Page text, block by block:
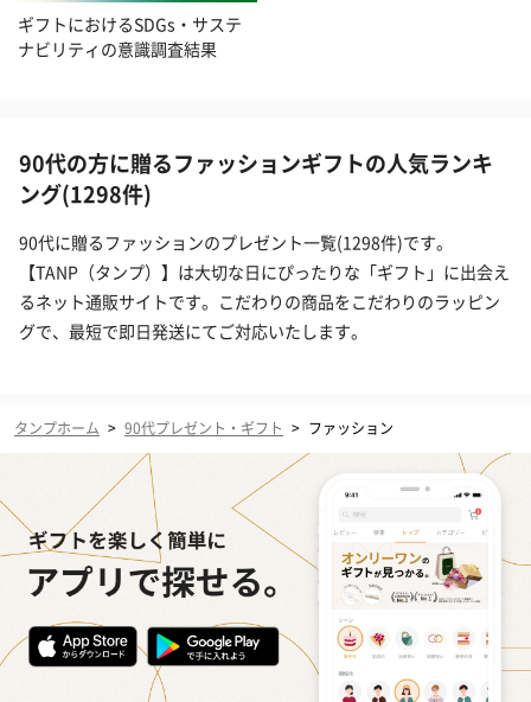
ギフトにおけるSDGs・サステ
ナビリティの意識調査結果
90代の方に贈るファッションギフトの人気ランキ
ング(1298件)
90代に贈るファッションのプレゼント一覧(1298件)です。
【TANP（タンプ）】は大切な日にぴったりな「ギフト」に出会え
るネット通販サイトです。こだわりの商品をこだわりのラッピン
グで、最短で即日発送にてご対応いたします。
タンプホーム > 90代プレゼント・ギフト > ファッション